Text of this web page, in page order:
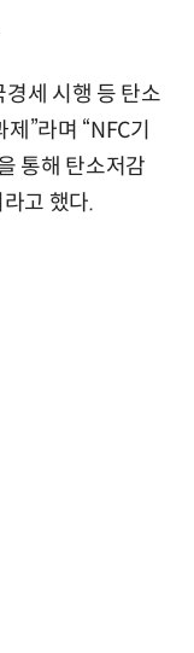
경세 시행 등 탄소
”라며 “NFC기
통해 탄소저감
고 했다.